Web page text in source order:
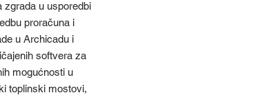
zgrada u usporedbi
proračuna i
u Archicadu i
softvera za
mogućnosti u
toplinski mostovi,